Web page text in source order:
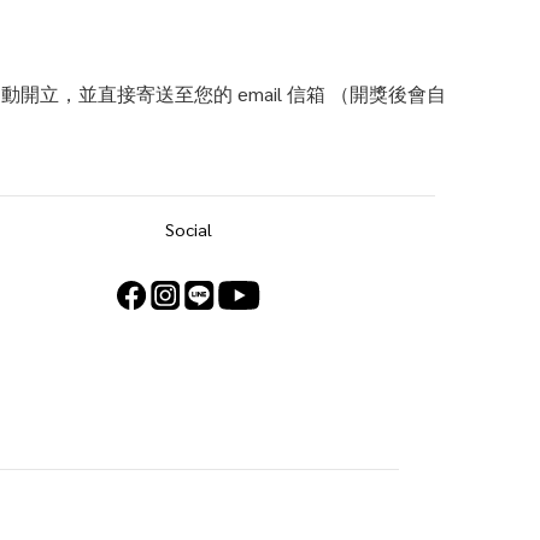
開立，並直接寄送至您的 email 信箱 （開獎後會自
Social